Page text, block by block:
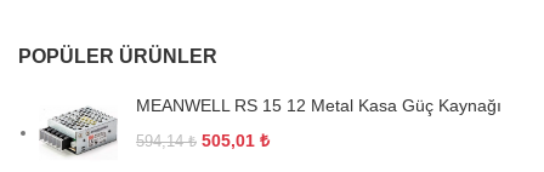
POPÜLER ÜRÜNLER
MEANWELL RS 15 12 Metal Kasa Güç Kaynağı
594,14₺ 505,01 ₺